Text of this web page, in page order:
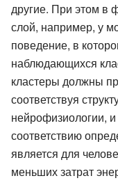
другие. При этом в
слой, например, у
поведение, в
наблюдающихся
кластеры должны
соответствуя
нейрофизиологии,
соответствию
является для
меньших затрат